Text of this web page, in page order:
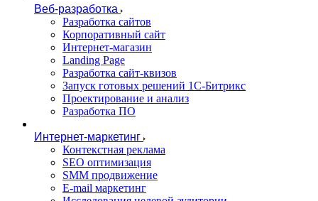
Веб-разработка
Разработка сайтов
Корпоративный сайт
Интернет-магазин
Landing Page
Разработка сайт-квизов
Запуск готовых решений 1С-Битрикс
Проектирование и анализ
Разработка ПО
Интернет-маркетинг
Контекстная реклама
SEO оптимизация
SMM продвижение
E-mail маркетинг